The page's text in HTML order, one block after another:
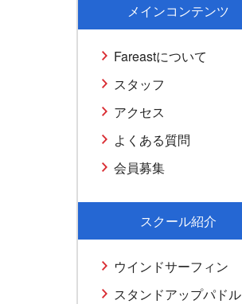
メインコンテンツ
Fareastについて
スタッフ
アクセス
よくある質問
会員募集
スクール紹介
ウインドサーフィン
スタンドアップパドル